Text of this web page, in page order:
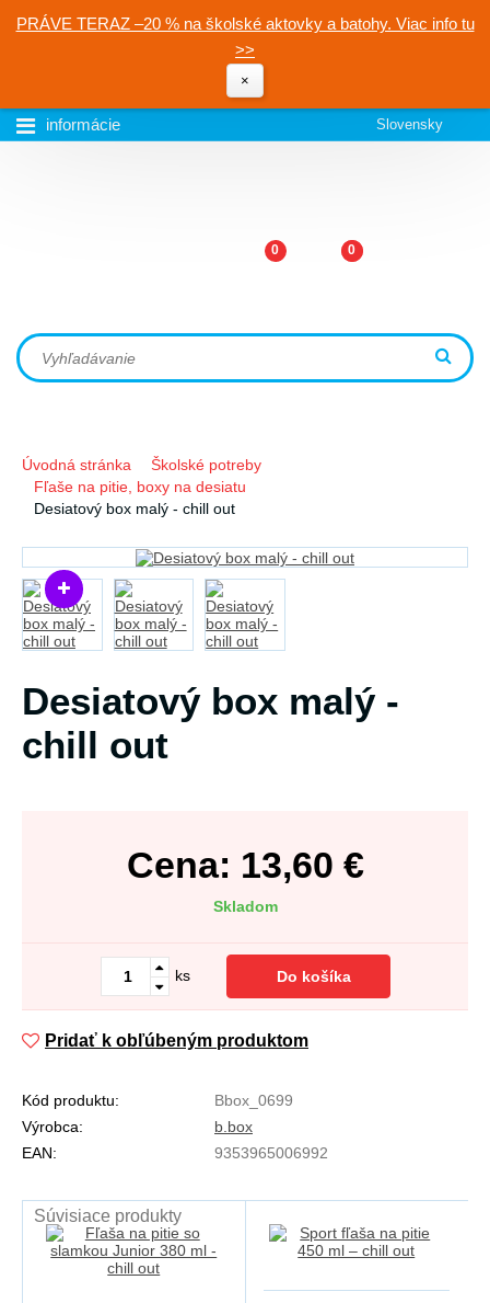
PRÁVE TERAZ –20 % na školské aktovky a batohy. Viac info tu
>>
×
informácie Slovensky
0 0
Úvodná stránka
Školské potreby
Fľaše na pitie, boxy na desiatu
Desiatový box malý - chill out
Desiatový box malý -
chill out
Cena: 13,60 €
Skladom
ks Do košíka
Pridať k obľúbeným produktom
Kód produktu:
Bbox_0699
Výrobca:
b.box
EAN:
9353965006992
Súvisiace produkty